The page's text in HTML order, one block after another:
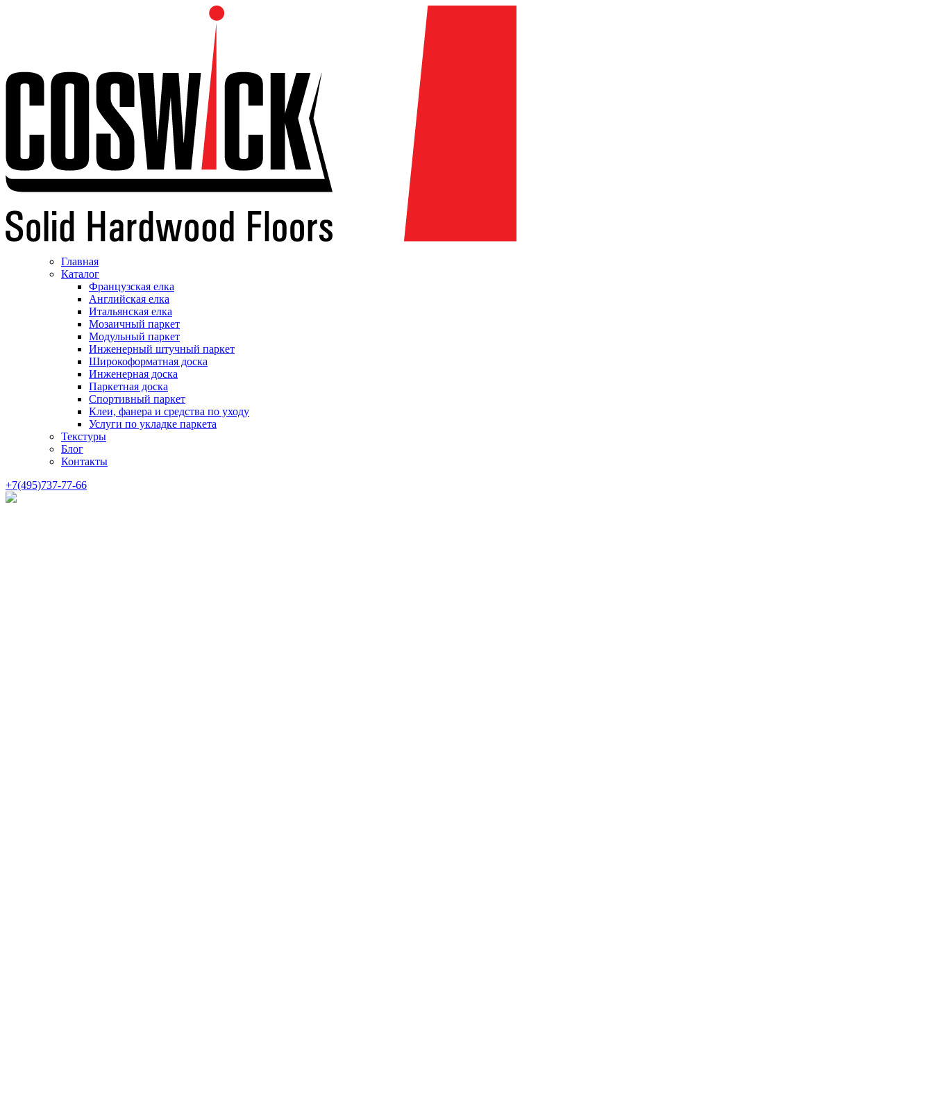
Главная
Каталог
Французская елка
Английская елка
Итальянская елка
Мозаичный паркет
Модульный паркет
Инженерный штучный паркет
Широкоформатная доска
Инженерная доска
Паркетная доска
Спортивный паркет
Клеи, фанера и средства по уходу
Услуги по укладке паркета
Текстуры
Блог
Контакты
+7(495)737-77-66